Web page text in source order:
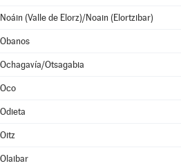
Noáin (Valle de Elorz)/Noain (Elortzibar)
Obanos
Ochagavía/Otsagabia
Oco
Odieta
Oitz
Olaibar